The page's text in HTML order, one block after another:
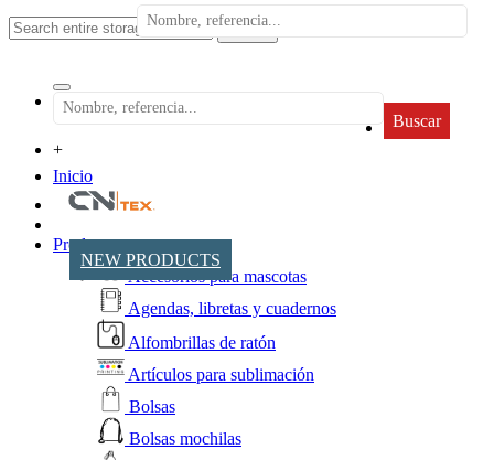
search
Buscar
+
Inicio
NEW PRODUCTS
Productos
Accesorios para mascotas
Agendas, libretas y cuadernos
Alfombrillas de ratón
Artículos para sublimación
Bolsas
Bolsas mochilas